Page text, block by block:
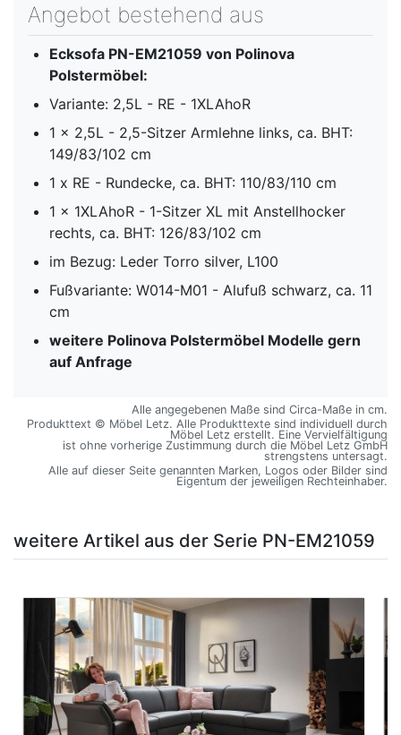
Angebot bestehend aus
Ecksofa PN-EM21059 von Polinova
Polstermöbel:
Variante: 2,5L - RE - 1XLAhoR
1 x 2,5L - 2,5-Sitzer Armlehne links, ca. BHT:
149/83/102 cm
1 x RE - Rundecke, ca. BHT: 110/83/110 cm
1 x 1XLAhoR - 1-Sitzer XL mit Anstellhocker
rechts, ca. BHT: 126/83/102 cm
im Bezug: Leder Torro silver, L100
Fußvariante: W014-M01 - Alufuß schwarz, ca. 11
cm
weitere Polinova Polstermöbel Modelle gern
auf Anfrage
Alle angegebenen Maße sind Circa-Maße in cm.
Produkttext © Möbel Letz. Alle Produkttexte sind individuell durch
Möbel Letz erstellt. Eine Vervielfältigung
ist ohne vorherige Zustimmung durch die Möbel Letz GmbH
strengstens untersagt.
Alle auf dieser Seite genannten Marken, Logos oder Bilder sind
Eigentum der jeweiligen Rechteinhaber.
weitere Artikel aus der Serie PN-EM21059